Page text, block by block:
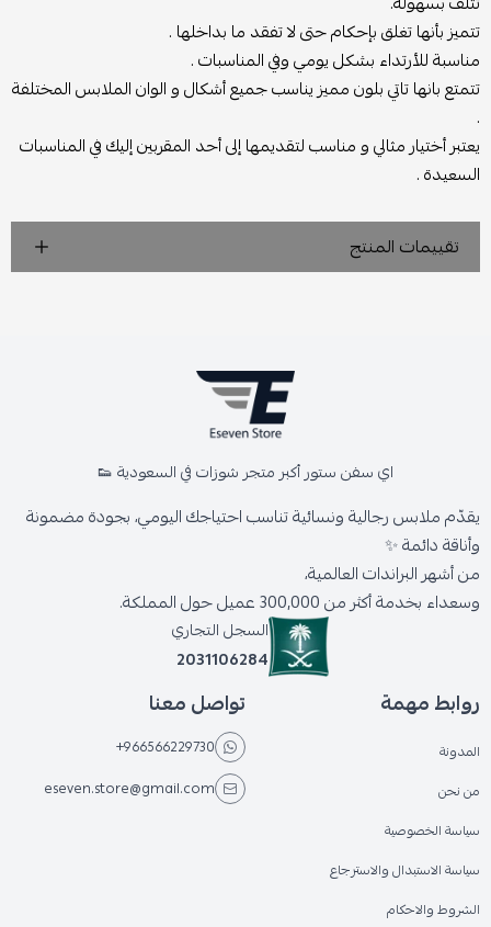
تتميز بأنها تغلق بإحكام حتى لا تفقد ما بداخلها .
مناسبة للأرتداء بشكل يومي وفي المناسبات .
تتمتع بانها تاتي بلون مميز يناسب جميع أشكال و الوان الملابس المختلفة
.
يعتبر أختيار مثالي و مناسب لتقديمها إلى أحد المقربين إليك في المناسبات
السعيدة .
تقييمات المنتج
اي سفن ستور أكبر متجر شوزات في السعودية 👟
يقدّم ملابس رجالية ونسائية تناسب احتياجك اليومي، بجودة مضمونة
وأناقة دائمة ✨
من أشهر البراندات العالمية،
وسعداء بخدمة أكثر من 300,000 عميل حول المملكة.
السجل التجاري
2031106284
روابط مهمة
المدونة
من نحن
سياسة الخصوصية
سياسة الاستبدال والاسترجاع
الشروط والاحكام
تواصل معنا
+966566229730
eseven.store@gmail.com